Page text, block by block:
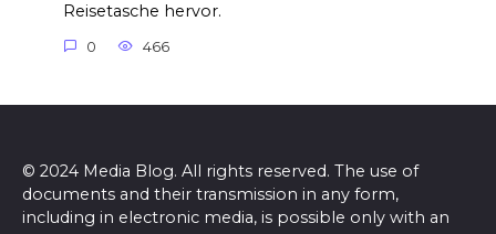
Reisetasche hervor.
0 466
© 2024 Media Blog. All rights reserved. The use of
documents and their transmission in any form,
including in electronic media, is possible only with an